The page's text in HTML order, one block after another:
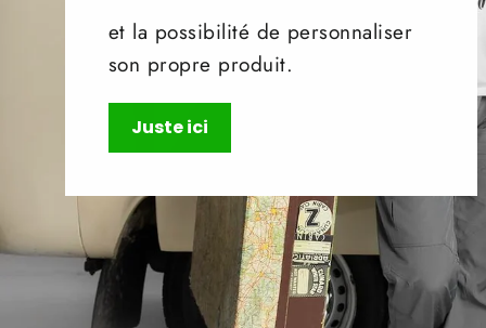
et la possibilité de personnaliser
son propre produit.
Juste ici